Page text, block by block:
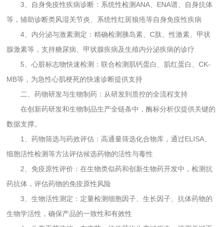
3、自身免疫性疾病诊断：系统性检测ANA、ENA谱、自身抗体
等，辅助诊断类风湿关节炎、系统性红斑狼疮等自身免疫性疾病
4、内分泌与激素测定：精确检测胰岛素、C肽、性激素、甲状
腺激素等，支持糖尿病、甲状腺疾病及生殖内分泌疾病的诊疗
5、心脏标志物快速检测：联合检测肌钙蛋白、肌红蛋白、CK-
MB等，为急性心肌梗死的快速诊断提供支持
二、药物研发与生物制药：从研发到质控的全流程支持
在创新药研发和生物制品生产全链条中，酶标分析仪提供关键的
数据支撑。
1、药物筛选与药效评估：高通量筛选化合物库，通过ELISA、
细胞活性检测等方法评估候选药物的活性与毒性
2、免疫原性评价：在生物类似药和创新生物药开发中，检测抗
药抗体，评估药物的免疫原性风险
3、生物活性测定：定量检测细胞因子、生长因子、抗体药物的
生物学活性，确保产品的一致性和有效性